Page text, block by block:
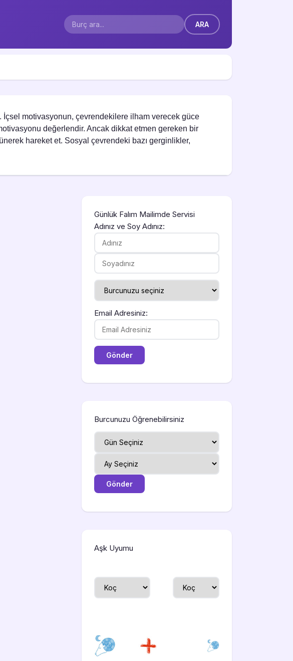
İçsel motivasyonun, çevrendekilere ilham verecek güce
değerlendir. Ancak dikkat etmen gereken bir
hareket et. Sosyal çevrendeki bazı gerginlikler,
Günlük Falım Mailimde Servisi
Adınız ve Soy Adınız:
Email Adresiniz:
Burcunuzu Öğrenebilirsiniz
Aşk Uyumu